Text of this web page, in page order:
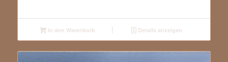
In den Warenkorb Details anzeigen